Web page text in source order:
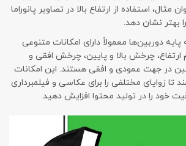
مثال، استفاده از ارتفاع بالا در تصاویر پانوراما
بهتر نشان دهد.
دوربین‌ها معمولاً دارای امکانات متنوعی
ارتفاع، چرخش بالا و پایین، چرخش افقی و
در جهت عمودی و افقی هستند. این امکانات
تا زوایای مختلفی را برای عکاسی و فیلمبرداری
خود را در تولید محتوا افزایش دهید.